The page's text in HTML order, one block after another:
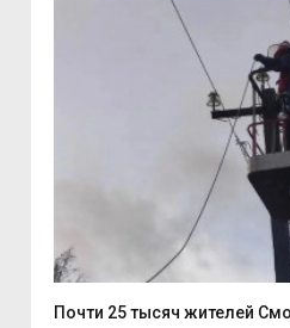
Почти 25 тысяч жителей